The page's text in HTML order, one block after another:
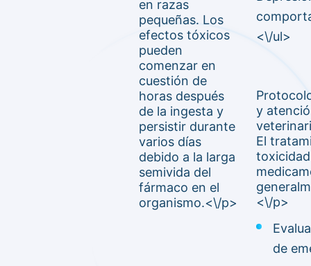
en razas
pequeñas. Los
efectos tóxicos
pueden
comenzar en
cuestión de
horas después
de la ingesta y
persistir durante
varios días
debido a la larga
semivida del
fármaco en el
organismo.<\/p>
<\/ul>
y
El
<\/p>
de